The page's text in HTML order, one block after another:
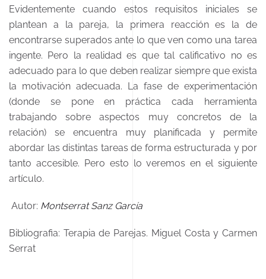
Evidentemente cuando estos requisitos iniciales se
plantean a la pareja, la primera reacción es la de
encontrarse superados ante lo que ven como una tarea
ingente. Pero la realidad es que tal calificativo no es
adecuado para lo que deben realizar siempre que exista
la motivación adecuada. La fase de experimentación
(donde se pone en práctica cada herramienta
trabajando sobre aspectos muy concretos de la
relación) se encuentra muy planificada y permite
abordar las distintas tareas de forma estructurada y por
tanto accesible. Pero esto lo veremos en el siguiente
artículo.
Autor: Montserrat Sanz García
Bibliografia: Terapia de Parejas. Miguel Costa y Carmen
Serrat